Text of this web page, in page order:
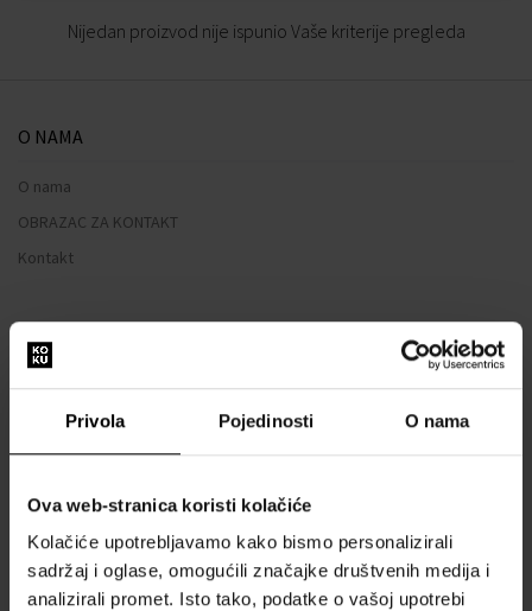
Privola Pojedinosti O nama
Ova web-stranica koristi kolačiće
Kolačiće upotrebljavamo kako bismo personalizirali
sadržaj i oglase, omogućili značajke društvenih medija i
analizirali promet. Isto tako, podatke o vašoj upotrebi
Nijedan proizvod nije ispunio Vaše kriterije pregleda
O NAMA
O nama
OBRAZAC ZA KONTAKT
Kontakt
SVE O KUPNJI
Opći uvjeti poslovanja
Zaštita privatnosti
Kada ću dobiti naručenu robu?
Zašto parfemi i satovi od nas?